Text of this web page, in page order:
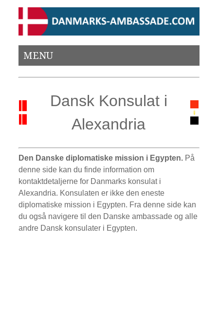
MENU
Dansk Konsulat i
Alexandria
Den Danske diplomatiske mission i Egypten. På
denne side kan du finde information om
kontaktdetaljerne for Danmarks konsulat i
Alexandria. Konsulaten er ikke den eneste
diplomatiske mission i Egypten. Fra denne side kan
du også navigere til den Danske ambassade og alle
andre Dansk konsulater i Egypten.